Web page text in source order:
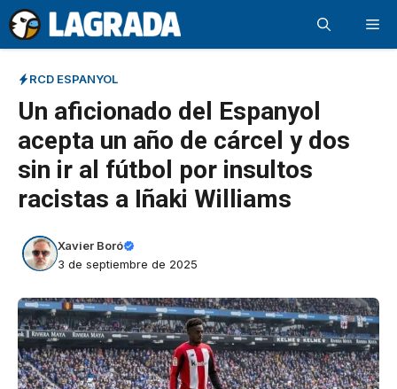
Saltar
al
contenido
RCD ESPANYOL
Un aficionado del Espanyol
acepta un año de cárcel y dos
sin ir al fútbol por insultos
racistas a Iñaki Williams
Xavier Boró
3 de septiembre de 2025